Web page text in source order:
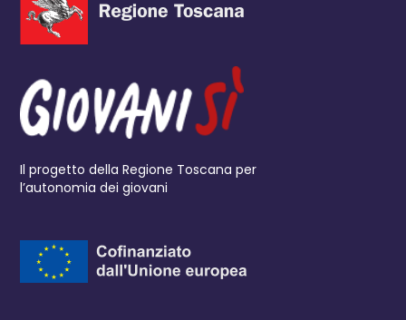
Il progetto della Regione Toscana per
l’autonomia dei giovani